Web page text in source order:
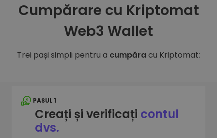
Cumpărare cu Kriptomat
Web3 Wallet
Trei pași simpli pentru a cumpăracu Kriptomat:
PASUL 1
Creați și verificați contul
dvs.